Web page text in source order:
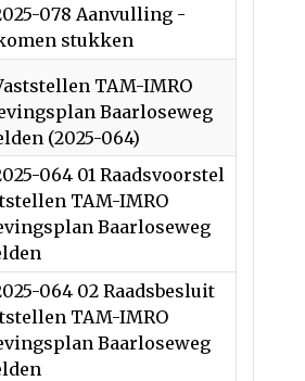
078 Aanvulling -
stukken
TAM-IMRO
Baarloseweg
(2025-064)
064 01 Raadsvoorstel
TAM-IMRO
Baarloseweg
064 02 Raadsbesluit
TAM-IMRO
Baarloseweg